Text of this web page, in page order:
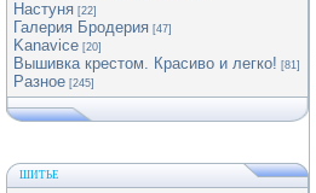
Настуня [22]
Галерия Бродерия [47]
Kanavice [20]
Вышивка крестом. Красиво и легко! [81]
Разное [245]
ШИТЬЕ